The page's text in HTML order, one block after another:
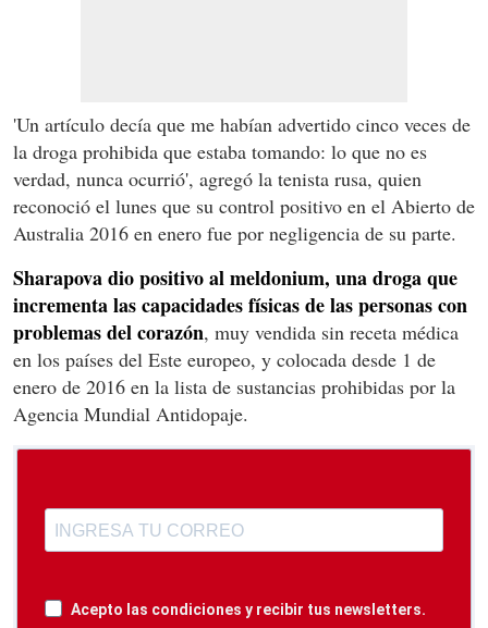
'Un artículo decía que me habían advertido cinco veces de
la droga prohibida que estaba tomando: lo que no es
verdad, nunca ocurrió', agregó la tenista rusa, quien
reconoció el lunes que su control positivo en el Abierto de
Australia 2016 en enero fue por negligencia de su parte.
Sharapova dio positivo al meldonium, una droga que
incrementa las capacidades físicas de las personas con
problemas del corazón, muy vendida sin receta médica
en los países del Este europeo, y colocada desde 1 de
enero de 2016 en la lista de sustancias prohibidas por la
Agencia Mundial Antidopaje.
Acepto las condiciones y recibir tus newsletters.